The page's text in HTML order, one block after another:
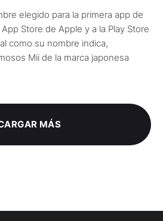
elegido para la primera app de
Store de Apple y a la Play Store
como su nombre indica,
Mii de la marca japonesa
MÁS